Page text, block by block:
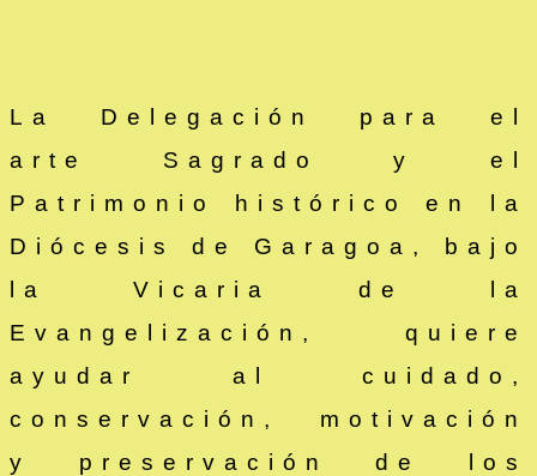
La Delegación para el
arte Sagrado y el
Patrimonio histórico en la
Diócesis de Garagoa, bajo
la Vicaria de la
Evangelización, quiere
ayudar al cuidado,
conservación, motivación
y preservación de los